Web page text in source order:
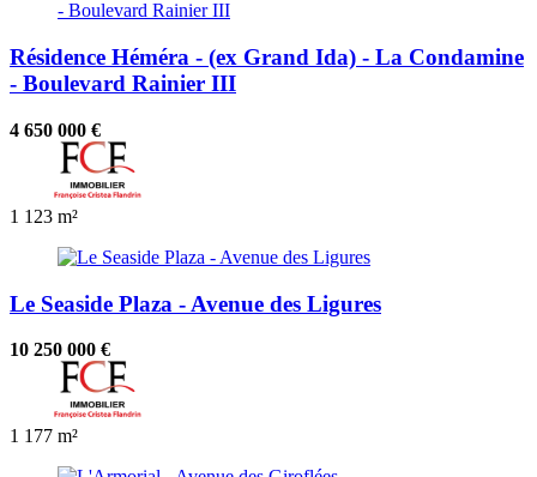
Résidence Héméra - (ex Grand Ida) - La Condamine
- Boulevard Rainier III
4 650 000 €
1 123 m²
Le Seaside Plaza - Avenue des Ligures
10 250 000 €
1 177 m²